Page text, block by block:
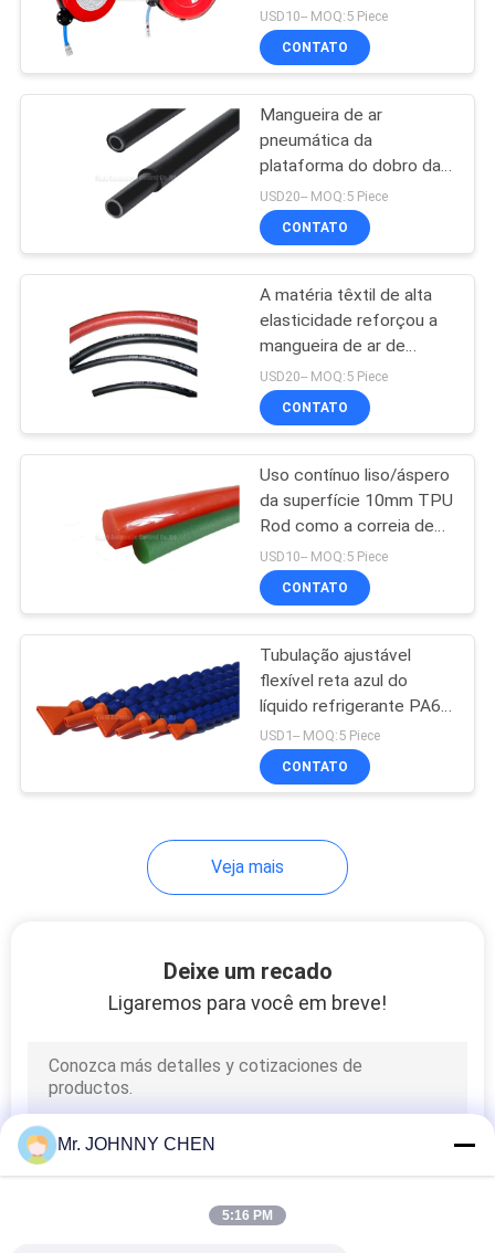
Bomba hidráulica do
Vibrador
pneumático
28
Cilindro pneumático
do ar
60
tratamento da fonte
Acessórios de tubo
pneumático
trançada plutônio,
equilibrador compacto
do ar
USD10-- MOQ:5 Piece
CONTATO
Mangueira de ar
pneumática da
plataforma do dobro da
resistência da chama,
tubo de ar antifaíscas
para a máquina de
USD20-- MOQ:5 Piece
CONTATO
A matéria têxtil de alta
elasticidade reforçou a
mangueira de ar de
superfície ondulada
300psi, tubulação de
borracha flexível
USD20-- MOQ:5 Piece
CONTATO
Uso contínuo liso/áspero
da superfície 10mm TPU
Rod como a correia de
transmissão para o colar
da embalagem de selo
USD10-- MOQ:5 Piece
CONTATO
Tubulação ajustável
flexível reta azul do
líquido refrigerante PA66
para o sistema de líquido
refrigerante de utilização
de ferramentas da
USD1-- MOQ:5 Piece
CONTATO
Veja mais
Deixe um recado
Ligaremos para você em breve!
Mr. JOHNNY CHEN
5:16 PM